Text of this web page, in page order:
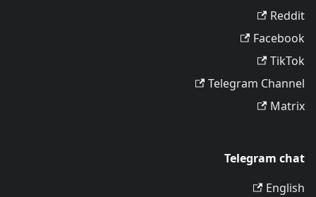
Reddit
Facebook
TikTok
Telegram Channel
Matrix
Telegram chat
English